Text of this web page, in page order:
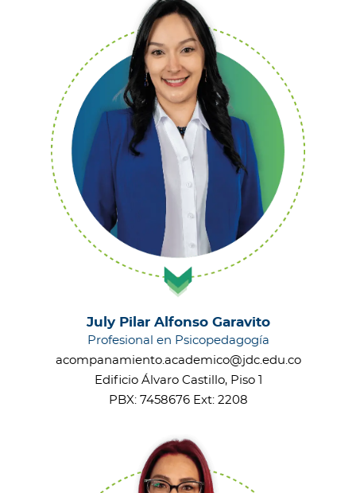
July Pilar Alfonso Garavito
Profesional en Psicopedagogía
acompanamiento.academico@jdc.edu.co
Edificio Álvaro Castillo, Piso 1
PBX: 7458676 Ext: 2208